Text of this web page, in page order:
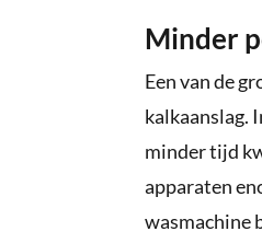
Minder
Een van de
kalkaanslag.
minder tijd
apparaten
wasmachine